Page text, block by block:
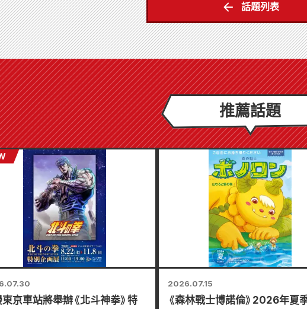
話題列表
推薦話題
京車站將舉辦《北斗神拳》特
2026.07.15
《森林戰士博諾倫》2026年夏